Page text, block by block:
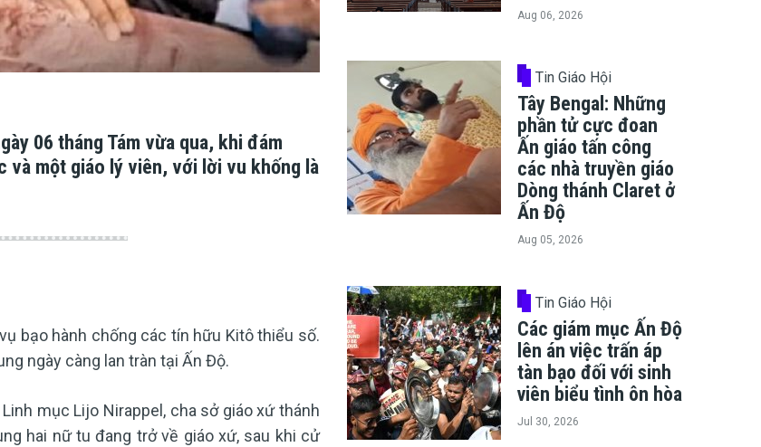
06 tháng Tám vừa qua, khi đám
và một giáo lý viên, với lời vu khống là
bạo hành chống các tín hữu Kitô thiểu số.
ngày càng lan tràn tại Ấn Độ.
mục Lijo Nirappel, cha sở giáo xứ thánh
hai nữ tu đang trở về giáo xứ, sau khi cử
Aug 06, 2026
Tin Giáo Hội
Tây Bengal: Những
phần tử cực đoan
Ấn giáo tấn công
các nhà truyền giáo
Dòng thánh Claret ở
Ấn Độ
Aug 05, 2026
Tin Giáo Hội
Các giám mục Ấn Độ
lên án việc trấn áp
tàn bạo đối với sinh
viên biểu tình ôn hòa
Jul 30, 2026